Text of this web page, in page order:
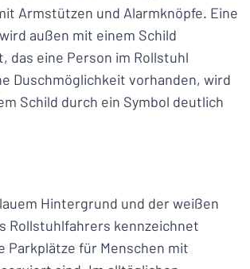
Armstützen und Alarmknöpfe. Eine
außen mit einem Schild
das eine Person im Rollstuhl
Duschmöglichkeit vorhanden, wird
Schild durch ein Symbol deutlich
Hintergrund und der weißen
Rollstuhlfahrers kennzeichnet
Parkplätze für Menschen mit